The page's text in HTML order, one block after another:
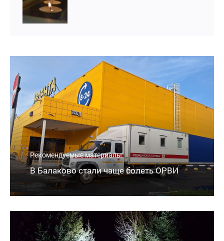
Рекомендуемые материалы:
В Балаково стали чаще болеть ОРВИ